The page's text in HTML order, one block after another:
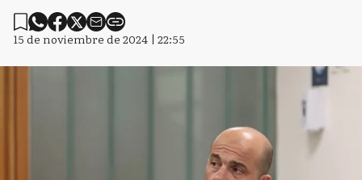
15 de noviembre de 2024 | 22:55